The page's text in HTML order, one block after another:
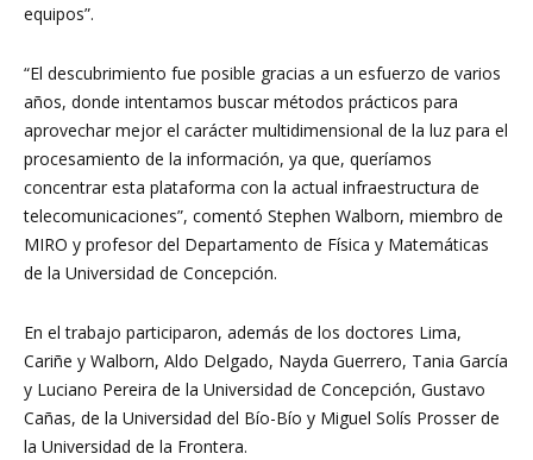
equipos”.
“El descubrimiento fue posible gracias a un esfuerzo de varios
años, donde intentamos buscar métodos prácticos para
aprovechar mejor el carácter multidimensional de la luz para el
procesamiento de la información, ya que, queríamos
concentrar esta plataforma con la actual infraestructura de
telecomunicaciones”, comentó Stephen Walborn, miembro de
MIRO y profesor del Departamento de Física y Matemáticas
de la Universidad de Concepción.
En el trabajo participaron, además de los doctores Lima,
Cariñe y Walborn, Aldo Delgado, Nayda Guerrero, Tania García
y Luciano Pereira de la Universidad de Concepción, Gustavo
Cañas, de la Universidad del Bío-Bío y Miguel Solís Prosser de
la Universidad de la Frontera.